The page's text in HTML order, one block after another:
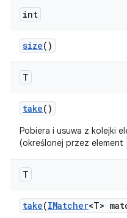
int
size()
T
take()
Pobiera i usuwa z kolejki
(określonej przez element
T
take(IMatcher<T>